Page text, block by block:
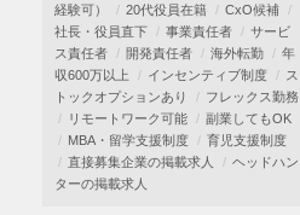
経験可）
20代役員在籍
CxO候補
社長・役員直下
事業責任者
サービ
ス責任者
開発責任者 海外転勤
年
収600万以上
インセンティブ制度
ス
トックオプションあり
フレックス勤務
リモートワーク可能
副業してもOK
MBA・留学支援制度
育児支援制度
直接募集企業の掲載求人
ヘッドハン
ターの掲載求人